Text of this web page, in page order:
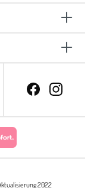
2022